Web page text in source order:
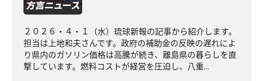
２０２６・４・１（水）琉球新報の記事から紹介します。
担当は上地和夫さんです。政府の補助金の反映の遅れによ
り県内のガソリン価格は高騰が続き、離島県の暮らしを直
撃しています。燃料コストが経営を圧迫し、八重...